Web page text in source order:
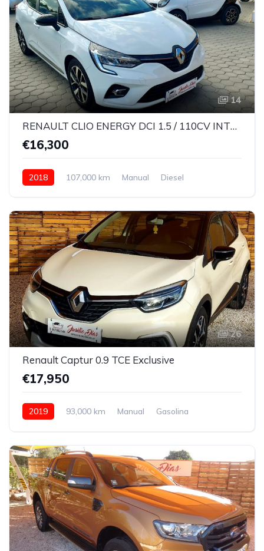
14
RENAULT CLIO ENERGY DCI 1.5 / 110CV INTENS
€16,300
2018 107,000 km Manual Diesel
26
Renault Captur 0.9 TCE Exclusive
€17,950
2019 93,000 km Manual
Gasolina